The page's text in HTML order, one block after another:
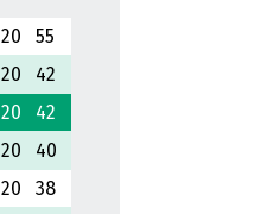
20
55
20
42
20
42
20
40
20
38